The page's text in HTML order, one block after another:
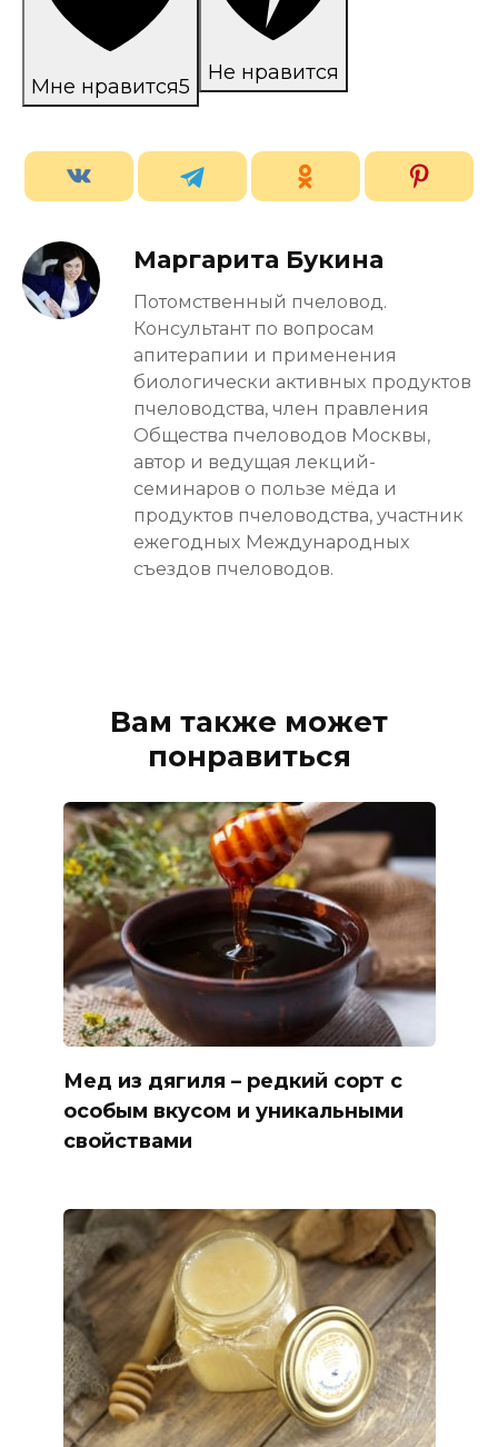
Мне нравится5
Не нравится
Маргарита Букина
Потомственный пчеловод.
Консультант по вопросам
апитерапии и применения
биологически активных продуктов
пчеловодства, член правления
Общества пчеловодов Москвы,
автор и ведущая лекций-
семинаров о пользе мёда и
продуктов пчеловодства, участник
ежегодных Международных
съездов пчеловодов.
Вам также может
понравиться
Мед из дягиля – редкий сорт с
особым вкусом и уникальными
свойствами